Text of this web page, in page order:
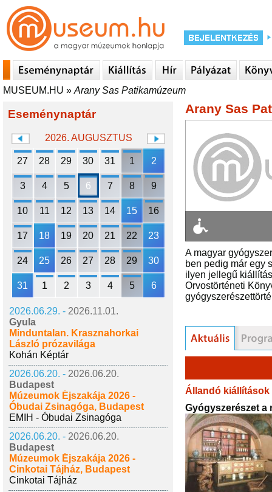
MUSEUM.HU » Arany Sas Patikamúzeum
Eseménynaptár
2026. AUGUSZTUS
27 28 29 30 31 1 2
3 4 5 6 7 8 9
10 11 12 13 14 15 16
17 18 19 20 21 22 23
24 25 26 27 28 29 30
31 1 2 3 4 5 6
2026.06.29. - 2026.11.01.
Gyula
Minduntalan. Krasznahorkai
László prózavilága
Kohán Képtár
2026.06.20. - 2026.06.20.
Budapest
Múzeumok Éjszakája 2026 -
Óbudai Zsinagóga, Budapest
EMIH - Óbudai Zsinagóga
2026.06.20. - 2026.06.20.
Budapest
Múzeumok Éjszakája 2026 -
Cinkotai Tájház, Budapest
Cinkotai Tájház
Arany Sas
A magyar
ben pedig már egy
ilyen jellegű
Orvostörténeti
Állandó kiállítások
Gyógyszerészet a